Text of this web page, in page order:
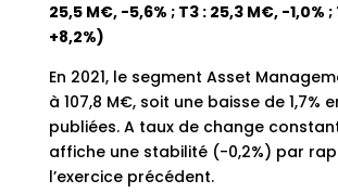
25,5 M€, -5,6% ; T3 : 25,3 M€, -1,0% ;
+8,2%)
En 2021, le segment Asset
à 107,8 M€, soit une baisse de 1,7%
publiées. A taux de change
affiche une stabilité (-0,2%) par
l’exercice précédent.